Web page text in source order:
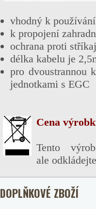
vhodný k
k propojení
ochrana proti
délka kabelu je
pro dvoustrannou
jednotkami s EGC
Cena
Tento
ale
DOPLŇKOVÉ ZBOŽÍ